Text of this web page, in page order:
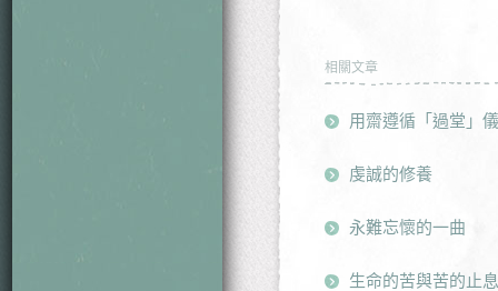
相關文章
用齋遵循「過堂」
虔誠的修養
永難忘懷的一曲
生命的苦與苦的止息